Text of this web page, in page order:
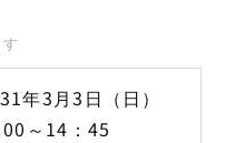
年3月3日（日）
～14：45